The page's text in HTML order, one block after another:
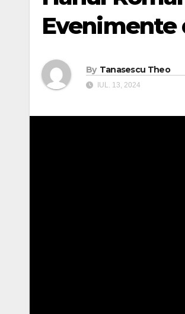
Evenimente
By Tanasescu Theo
IUL. 13, 2024